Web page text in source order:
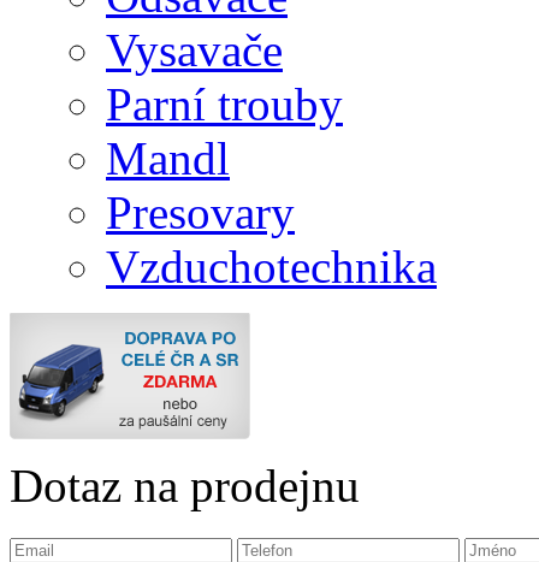
Vysavače
Parní trouby
Mandl
Presovary
Vzduchotechnika
Dotaz na prodejnu